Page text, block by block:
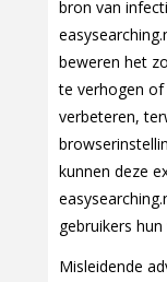
bron van
beweren het
te verhogen
verbeteren,
kunnen deze
gebruikers
Misleidende